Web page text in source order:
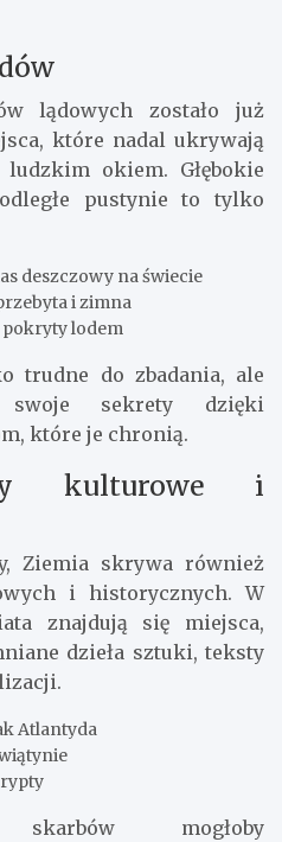
lądowych zostało już
które nadal ukrywają
okiem. Głębokie
pustynie to tylko
deszczowy na świecie
i zimna
lodem
trudne do zbadania, ale
swoje sekrety dzięki
które je chronią.
kulturowe i
Ziemia skrywa również
i historycznych. W
znajdują się miejsca,
dzieła sztuki, teksty
Atlantyda
mogłoby